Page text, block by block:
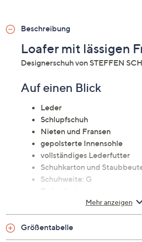
Beschreibung
Loafer mit lässigen
Designerschuh von STEFFEN
Auf einen Blick
Leder
Schlupfschuh
Nieten und Fransen
gepolsterte Innensohle
vollständiges Lederfutter
Schuhkarton und
Schuhweite: G
Material
Mehr anzeigen
Größentabelle